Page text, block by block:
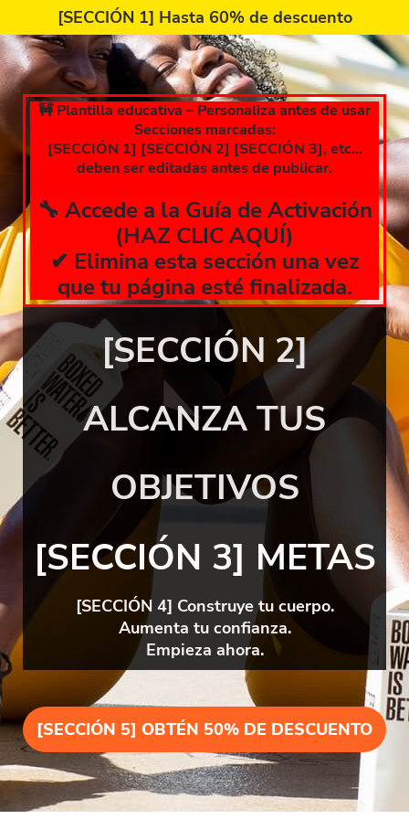
[SECCIÓN 1] Hasta 60% de descuento
🚧 Plantilla educativa – Personaliza antes de usar
Secciones marcadas:
[SECCIÓN 1] [SECCIÓN 2] [SECCIÓN 3], etc…
deben ser editadas antes de publicar.
🔧 Accede a la Guía de Activación
(HAZ CLIC AQUÍ)
✔ Elimina esta sección una vez
que tu página esté finalizada.
[SECCIÓN 2]
ALCANZA TUS
OBJETIVOS
[SECCIÓN 3] METAS
[SECCIÓN 4] Construye tu cuerpo.
Aumenta tu confianza.
Empieza ahora.
[SECCIÓN 5] OBTÉN 50% DE DESCUENTO